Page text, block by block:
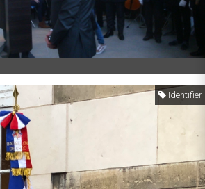
Identifier